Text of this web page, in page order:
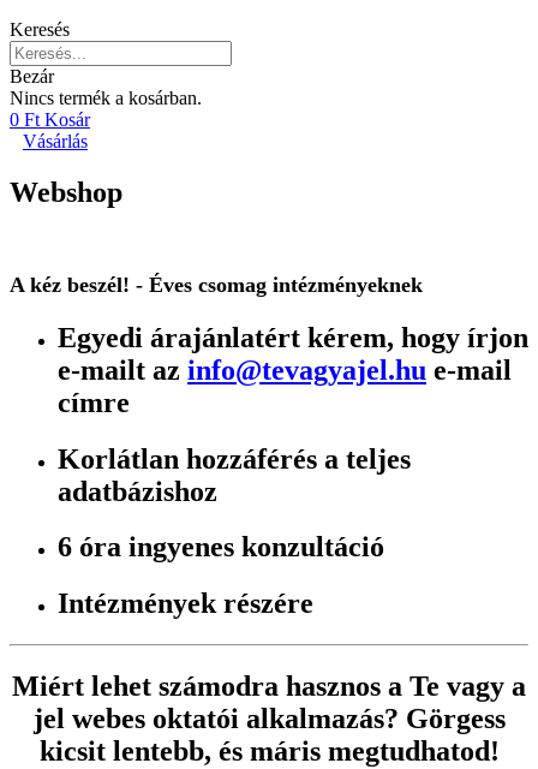
Keresés
Bezár
Nincs termék a kosárban.
0 Ft Kosár
Vásárlás
Webshop
A kéz beszél! - Éves csomag intézményeknek
Egyedi árajánlatért kérem, hogy írjon
e-mailt az info@tevagyajel.hu e-mail
címre
Korlátlan hozzáférés a teljes
adatbázishoz
6 óra ingyenes konzultáció
Intézmények részére
Miért lehet számodra hasznos a Te vagy a
jel webes oktatói alkalmazás? Görgess
kicsit lentebb, és máris megtudhatod!